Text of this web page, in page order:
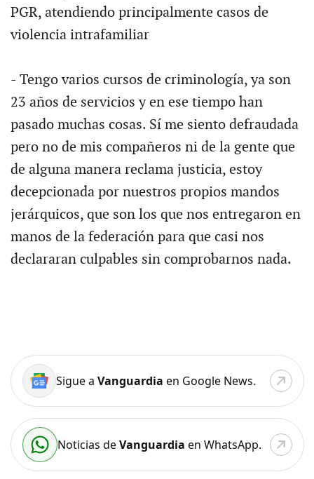
PGR, atendiendo principalmente casos de
violencia intrafamiliar
- Tengo varios cursos de criminología, ya son
23 años de servicios y en ese tiempo han
pasado muchas cosas. Sí me siento defraudada
pero no de mis compañeros ni de la gente que
de alguna manera reclama justicia, estoy
decepcionada por nuestros propios mandos
jerárquicos, que son los que nos entregaron en
manos de la federación para que casi nos
declararan culpables sin comprobarnos nada.
Sigue a Vanguardia en Google News.
Noticias deVanguardia en WhatsApp.